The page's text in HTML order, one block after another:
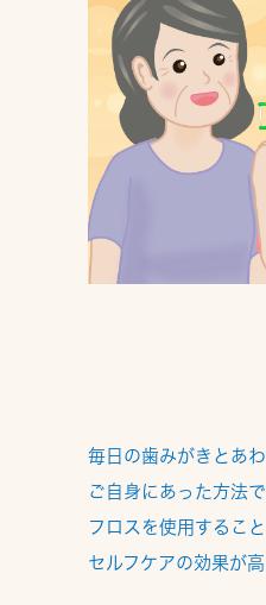
毎日の歯みがきとあ
ご自身にあった方法で
フロスを使用する こと
セルフケアの効果が高